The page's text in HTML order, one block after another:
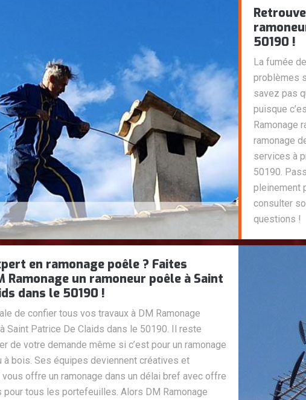
50190 !
La fumée
problèmes
savez pas
puisque
Ramonage
ramonage
services à
50190.
pleinement
consulter
questions !
en ramonage poêle ? Faites
Ramonage un ramoneur poêle à Saint
dans le 50190 !
de confier tous vos travaux à DM Ramonage
Saint Patrice De Claids dans le 50190. Il reste
de votre demande même si c’est pour un ramonage
à bois. Ses équipes deviennent créatives et
offre un ramonage dans un délai bref avec offre
tous les portefeuilles. Alors DM Ramonage